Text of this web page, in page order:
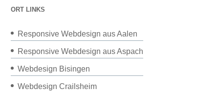
ORT LINKS
Responsive Webdesign aus Aalen
Responsive Webdesign aus Aspach
Webdesign Bisingen
Webdesign Crailsheim